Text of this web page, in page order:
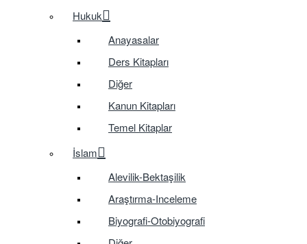
Hukuk
Anayasalar
Ders Kitapları
Diğer
Kanun Kitapları
Temel Kitaplar
İslam
Alevilik-Bektaşilik
Araştırma-Inceleme
Biyografi-Otobiyografi